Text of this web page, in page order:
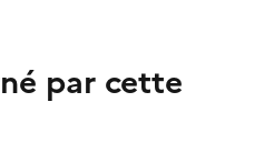
par cette